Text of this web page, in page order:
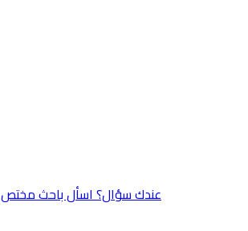
عندك سؤال؟ اسأل باحث مختص